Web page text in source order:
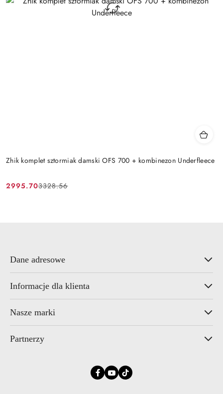
Zhik komplet sztormiak damski OFS 700 + kombinezon Underfleece
Cena
2995.70
Cena
3328.56
Dane adresowe
Informacje dla klienta
Nasze marki
Partnerzy